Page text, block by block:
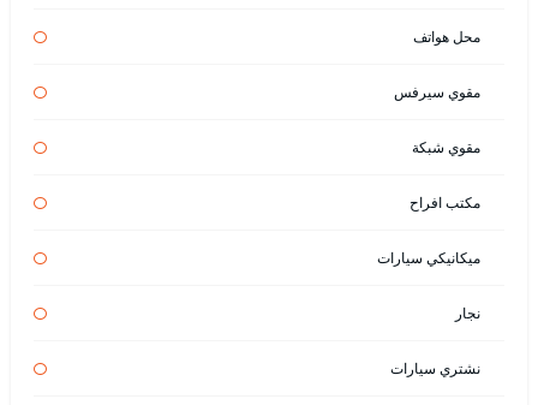
محل هواتف
مقوي سيرفس
مقوي شبكة
مكتب افراح
ميكانيكي سيارات
نجار
نشتري سيارات